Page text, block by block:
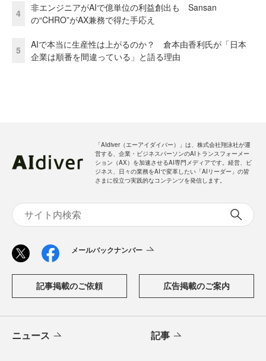
4
非エンジニアがAIで億単位の利益創出も Sansan
の“CHRO”がAX兼務で得た手応え
5
AIで本当に生産性は上がるのか？ 倉本由香利氏が「日本
企業は順番を間違っている」と語る理由
「AIdiver（エーアイダイバー）」は、株式会社翔泳社が運
営する、企業・ビジネスパーソンのAIトランスフォーメー
ション（AX）を加速させるAI専門メディアです。経営、ビ
ジネス、日々の業務をAIで変革したい「AIリーダー」の皆
さまに役立つ実践的なコンテンツを発信します。
メールバックナンバー
記事掲載のご依頼 広告掲載のご案内
ニュース 記事